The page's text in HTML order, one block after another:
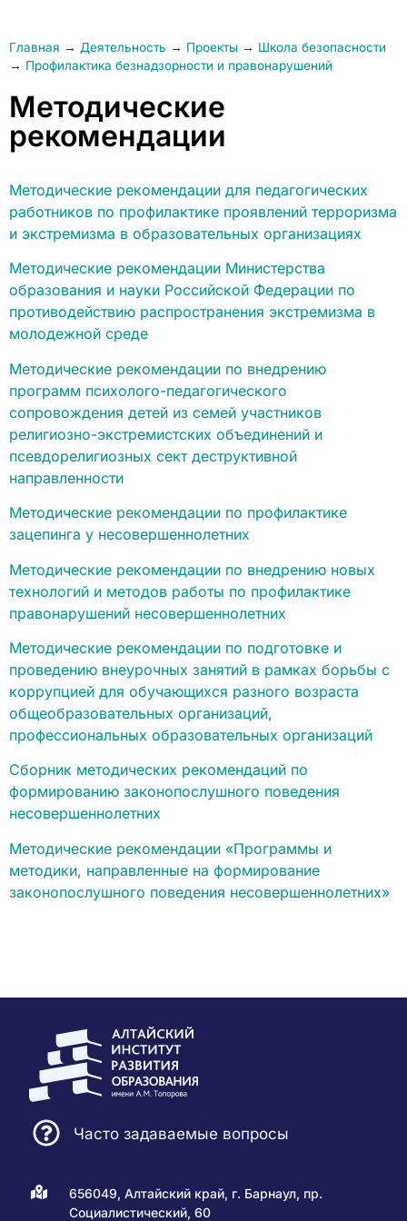
Главная → Деятельность → Проекты → Школа безопасности
→ Профилактика безнадзорности и правонарушений
Методические
рекомендации
Методические рекомендации для педагогических
работников по профилактике проявлений терроризма
и экстремизма в образовательных организациях
Методические рекомендации Министерства
образования и науки Российской Федерации по
противодействию распространения экстремизма в
молодежной среде
Методические рекомендации по внедрению
программ психолого-педагогического
сопровождения детей из семей участников
религиозно-экстремистских объединений и
псевдорелигиозных сект деструктивной
направленности
Методические рекомендации по профилактике
зацепинга у несовершеннолетних
Методические рекомендации по внедрению новых
технологий и методов работы по профилактике
правонарушений несовершеннолетних
Методические рекомендации по подготовке и
проведению внеурочных занятий в рамках борьбы с
коррупцией для обучающихся разного возраста
общеобразовательных организаций,
профессиональных образовательных организаций
Сборник методических рекомендаций по
формированию законопослушного поведения
несовершеннолетних
Методические рекомендации «Программы и
методики, направленные на формирование
законопослушного поведения несовершеннолетних»
Часто задаваемые вопросы
656049, Алтайский край, г. Барнаул, пр.
Социалистический, 60